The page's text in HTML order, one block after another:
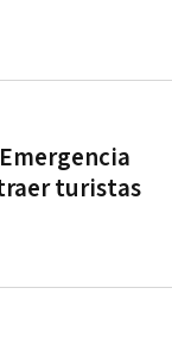
turistas